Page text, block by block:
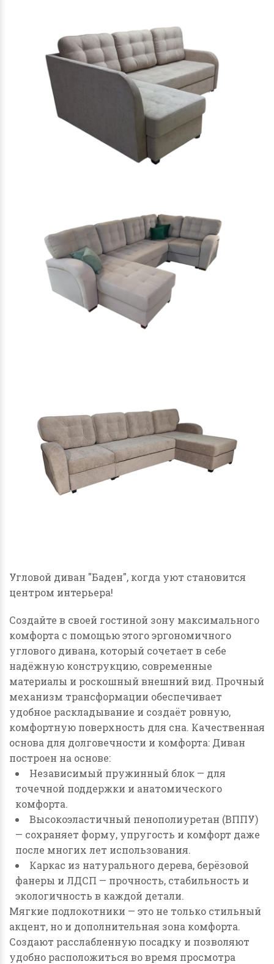
Угловой диван "Баден", когда уют становится
центром интерьера!
Создайте в своей гостиной зону максимального
комфорта с помощью этого эргономичного
углового дивана, который сочетает в себе
надёжную конструкцию, современные
материалы и роскошный внешний вид. Прочный
механизм трансформации обеспечивает
удобное раскладывание и создаёт ровную,
комфортную поверхность для сна. Качественная
основа для долговечности и комфорта: Диван
построен на основе:
Независимый пружинный блок — для
точечной поддержки и анатомического
комфорта.
Высокоэластичный пенополиуретан (ВППУ)
— сохраняет форму, упругость и комфорт даже
после многих лет использования.
Каркас из натурального дерева, берёзовой
фанеры и ЛДСП — прочность, стабильность и
экологичность в каждой детали.
Мягкие подлокотники — это не только стильный
акцент, но и дополнительная зона комфорта.
Создают расслабленную посадку и позволяют
удобно расположиться во время просмотра